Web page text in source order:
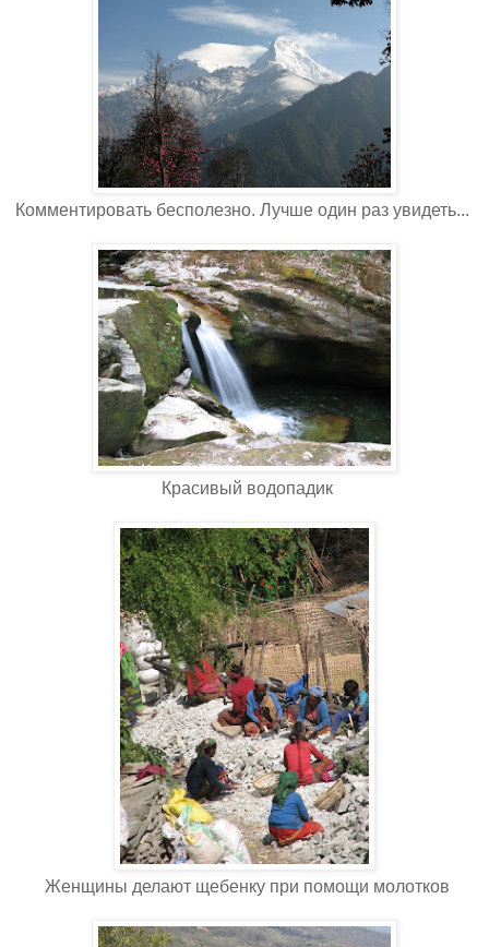
Комментировать бесполезно. Лучше один раз увидеть...
Красивый водопадик
Женщины делают щебенку при помощи молотков